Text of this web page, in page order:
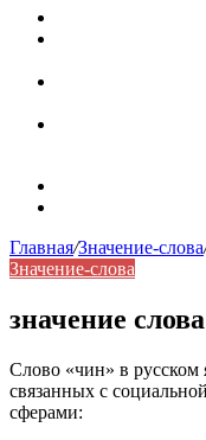
Главная/Значение-слова
Значение-слова
значение
Слово «чин» в русском
связанных с
сферами: